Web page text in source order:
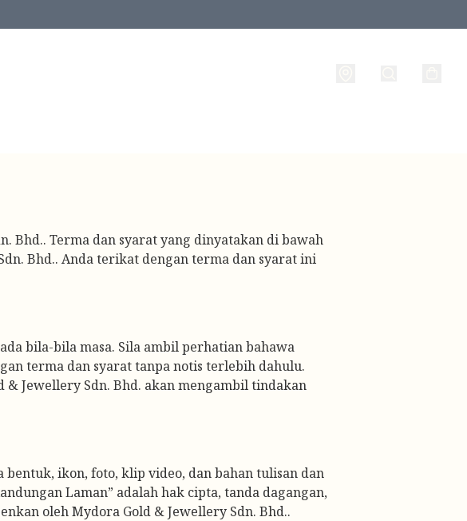
Bhd.. Terma dan syarat yang dinyatakan di bawah
Bhd.. Anda terikat dengan terma dan syarat ini
bila-bila masa. Sila ambil perhatian bahawa
terma dan syarat tanpa notis terlebih dahulu.
Jewellery Sdn. Bhd. akan mengambil tindakan
ikon, foto, klip video, dan bahan tulisan dan
Laman” adalah hak cipta, tanda dagangan,
oleh Mydora Gold & Jewellery Sdn. Bhd..